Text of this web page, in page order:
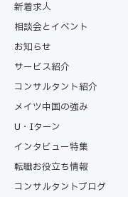
新着求人
相談会とイベント
お知らせ
サービス紹介
コンサルタント紹介
メイツ中国の強み
U・Iターン
インタビュー特集
転職お役立ち情報
コンサルタントブログ